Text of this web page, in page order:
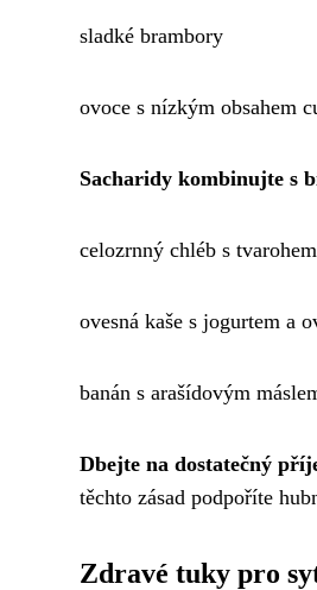
sladké brambory
ovoce s nízkým obsahem
Sacharidy kombinujte s
celozrnný chléb s
ovesná kaše s jogurtem a
banán s arašídovým
Dbejte na dostatečný
těchto zásad podpoříte
Zdravé tuky pro